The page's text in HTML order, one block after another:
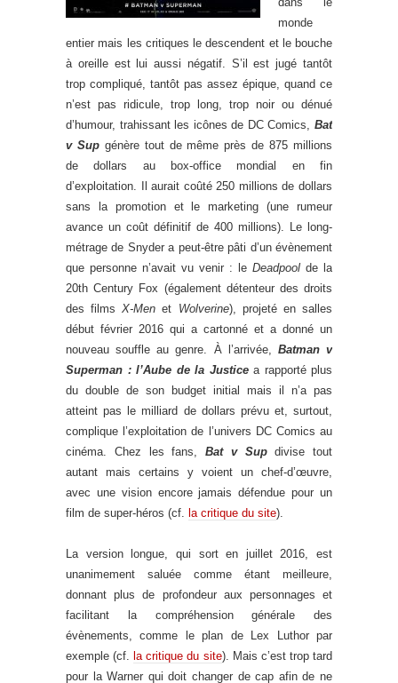
monde
entier mais les critiques le descendent et le bouche
à oreille est lui aussi négatif. S’il est jugé tantôt
trop compliqué, tantôt pas assez épique, quand ce
n’est pas ridicule, trop long, trop noir ou dénué
d’humour, trahissant les icônes de DC Comics, Bat
v Supgénère tout de même près de 875 millions
de dollars au box-office mondial en fin
d’exploitation. Il aurait coûté 250 millions de dollars
sans la promotion et le marketing (une rumeur
avance un coût définitif de 400 millions). Le long-
métrage de Snyder a peut-être pâti d’un évènement
que personne n’avait vu venir : le Deadpool de la
20th Century Fox (également détenteur des droits
des filmsX-Men et Wolverine), projeté en salles
début février 2016 qui a cartonné et a donné un
nouveau souffle au genre. À l’arrivée, Batman v
Superman : l’Aube de la Justicea rapporté plus
du double de son budget initial mais il n’a pas
atteint pas le milliard de dollars prévu et, surtout,
complique l’exploitation de l’univers DC Comics au
cinéma. Chez les fans, Bat v Supdivise tout
autant mais certains y voient un chef-d’œuvre,
avec une vision encore jamais défendue pour un
film de super-héros (cf. la critique du site).
La version longue, qui sort en juillet 2016, est
unanimement saluée comme étant meilleure,
donnant plus de profondeur aux personnages et
facilitant la compréhension générale des
évènements, comme le plan de Lex Luthor par
exemple (cf.la critique du site). Mais c’est trop tard
pour la Warner qui doit changer de cap afin de ne